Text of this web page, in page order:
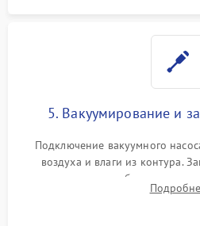
5. Вакуумирование и
Подключение вакуумного
воздуха и влаги из контура.
дозированным объемом
электронным весам. Контроль